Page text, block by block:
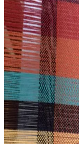
Mary Ann
Masa Koşucusu
Mary Ann Ostrander
tezgahında cobalt ve
dokundu. Proje, temel
başlayanlara ilham
El İpliğiyle
Tasarımların
El ipliğiyle dokuma,
ürünleri yaratır.
merino yünü,